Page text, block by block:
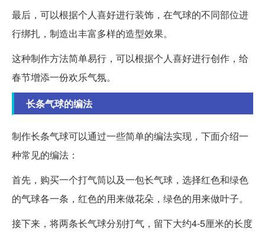
最后，可以根据个人喜好进行装饰，在气球的不同部位进
行绑扎，制造出丰富多样的造型效果。
这种制作方法简单易行，可以根据个人喜好进行创作，给
春节增添一份欢乐气氛。
长条气球的编法
制作长条气球可以通过一些简单的编法实现，下面介绍一
种常见的编法：
首先，购买一个打气筒以及一包长气球，选择红色和绿色
的气球各一条，红色的用来做花朵，绿色的用来做叶子。
接下来，将两条长气球分别打气，留下大约4-5厘米的长度